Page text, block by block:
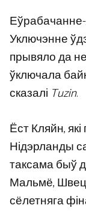
Уключэнне
прывяло да
ўключала
сказалі Tuzin.
Ёст Кляйн,
Нідэрланды
таксама быў
Мальмё,
сёлетняга